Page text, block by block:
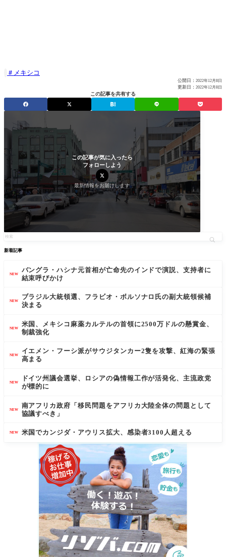
メキシコ
公開日： 2022年12月8日
更新日： 2022年12月8日
この記事を共有する
この記事が気に入ったら
フォローしよう
最新情報をお届けします
新着記事
NEW
バングラ・ハシナ元首相が亡命先のインドで演説、支持者に
結束呼びかけ
NEW
ブラジル大統領選、フラビオ・ボルソナロ氏の副大統領候補
決まる
NEW
米国、メキシコ麻薬カルテルの首領に2500万ドルの懸賞金、
制裁強化
NEW
イエメン・フーシ派がサウジタンカー2隻を攻撃、紅海の緊張
高まる
NEW
ドイツ州議会選挙、ロシアの偽情報工作が活発化、主流政党
が標的に
NEW
南アフリカ政府「移民問題をアフリカ大陸全体の問題として
協議すべき」
NEW 米国でカンジダ・アウリス拡大、感染者3100人超える